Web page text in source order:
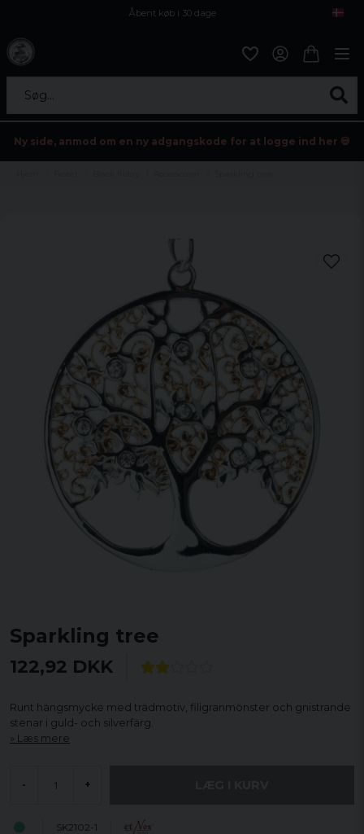
Åbent køb i 30 dage
Søg...
Ny side, anmod om en ny adgangskode for at logge ind her 💀
Sparkling tree
122,92 DKK
Runt hängsmycke med trädmotiv, filigranmönster och gnistrande
stenar i guld- och silverfärg.
Læs mere
- +
SK2102-1